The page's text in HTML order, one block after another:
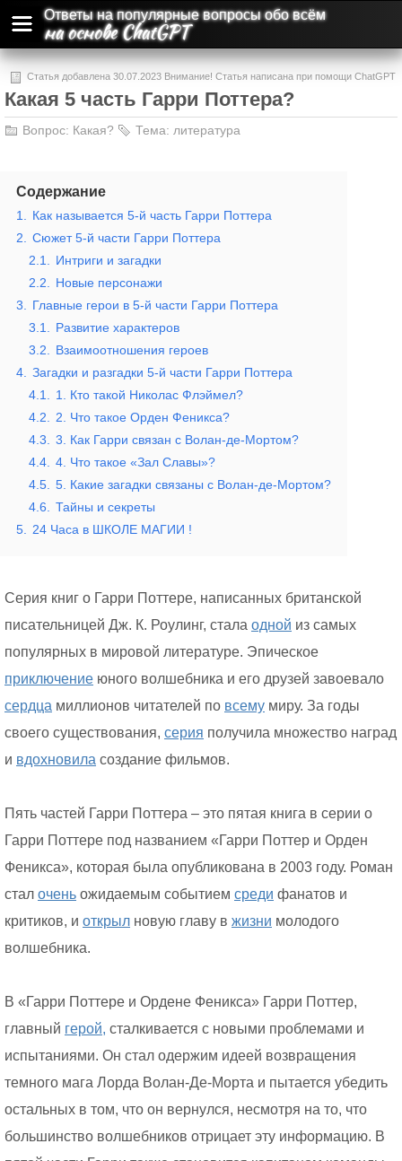
Ответы на популярные вопросы обо всём
на основе ChatGPT
Статья добавлена 30.07.2023 Внимание! Статья написана при помощи ChatGPT
и может содержать ошибки и неточности.
Какая 5 часть Гарри Поттера?
Вопрос: Какая? Тема: литература
Содержание
1.
Как называется 5-й часть Гарри Поттера
2.
Сюжет 5-й части Гарри Поттера
2.1.
Интриги и загадки
2.2.
Новые персонажи
3.
Главные герои в 5-й части Гарри Поттера
3.1.
Развитие характеров
3.2.
Взаимоотношения героев
4.
Загадки и разгадки 5-й части Гарри Поттера
4.1.
1. Кто такой Николас Флэймел?
4.2.
2. Что такое Орден Феникса?
4.3.
3. Как Гарри связан с Волан-де-Мортом?
4.4.
4. Что такое «Зал Славы»?
4.5.
5. Какие загадки связаны с Волан-де-Мортом?
4.6.
Тайны и секреты
5.
24 Часа в ШКОЛЕ МАГИИ !
Серия книг о Гарри Поттере, написанных британской
писательницей Дж. К. Роулинг, стала одной из самых
популярных в мировой литературе. Эпическое
приключение юного волшебника и его друзей завоевало
сердца миллионов читателей по всему миру. За годы
своего существования, серия получила множество наград
и вдохновила создание фильмов.
Пять частей Гарри Поттера – это пятая книга в серии о
Гарри Поттере под названием «Гарри Поттер и Орден
Феникса», которая была опубликована в 2003 году. Роман
стал очень ожидаемым событием среди фанатов и
критиков, и открыл новую главу в жизни молодого
волшебника.
В «Гарри Поттере и Ордене Феникса» Гарри Поттер,
главный герой, сталкивается с новыми проблемами и
испытаниями. Он стал одержим идеей возвращения
темного мага Лорда Волан-Де-Морта и пытается убедить
остальных в том, что он вернулся, несмотря на то, что
большинство волшебников отрицает эту информацию. В